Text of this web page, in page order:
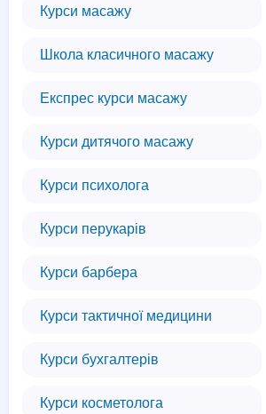
Курси масажу
Школа класичного масажу
Експрес курси масажу
Курси дитячого масажу
Курси психолога
Курси перукарів
Курси барбера
Курси тактичної медицини
Курси бухгалтерів
Курси косметолога